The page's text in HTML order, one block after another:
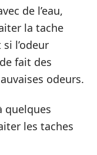
de l’eau,
la tache
l’odeur
fait des
odeurs.
quelques
les taches